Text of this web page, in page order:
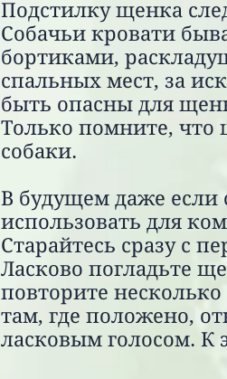
Подстилку щенка
Собачьи кровати
бортиками,
спальных мест, за
быть опасны для
Только помните, что
собаки.
В будущем даже если
использовать для
Старайтесь сразу с
Ласково погладьте
повторите
там, где положено,
ласковым голосом.